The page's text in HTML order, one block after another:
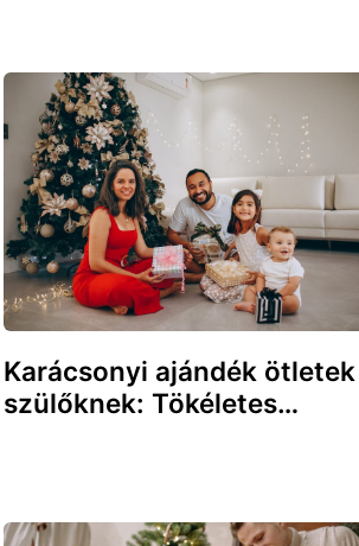
Karácsonyi ajándék ötletek
szülőknek: Tökéletes…